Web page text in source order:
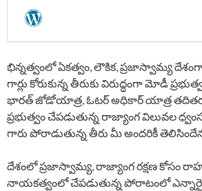
భిన్నత్వంలో ఏకత్వం, లౌకిక, ప్రజాస్వామ్య
గార్లు కోరుకున్న తీరుకు విరుద్ధంగా మోడీ
భారత్ జోడోయాత్ర, ఓటర్ అధికార్ యాత్ర
ప్రభుత్వం చేపడుతున్న రాజ్యాంగ విలువల
గారు పోరాడుతున్న తీరు మీ అందరికీ
దేశంలో ప్రజాస్వామ్య, రాజ్యాంగ రక్షణ కోసం
నాయకత్వంలో చేపడుతున్న పోరాటంలో ఎన్నారైల